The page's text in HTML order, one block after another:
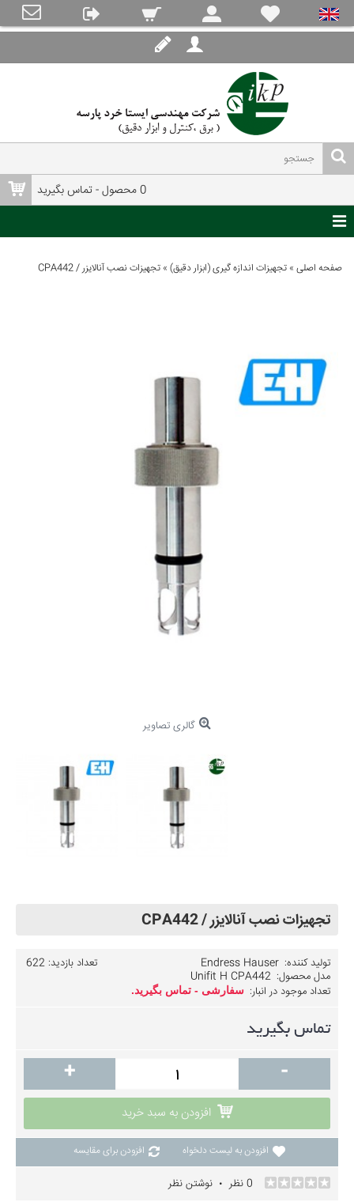
0 محصول - تماس بگیرید
صفحه اصلی » تجهیزات اندازه گیری (ابزار دقیق) » تجهیزات نصب آنالایزر / CPA442
گالری تصاویر
تجهیزات نصب آنالایزر / CPA442
تعداد بازدید: 622 تولید کننده: Endress Hauser
مدل محصول: Unifit H CPA442
تعداد موجود در انبار: سفارشی - تماس بگیرید.
تماس بگیرید
-
+
افزودن به سبد خرید
افزودن به لیست دلخواه افزودن برای مقایسه
0 نظر • نوشتن نظر